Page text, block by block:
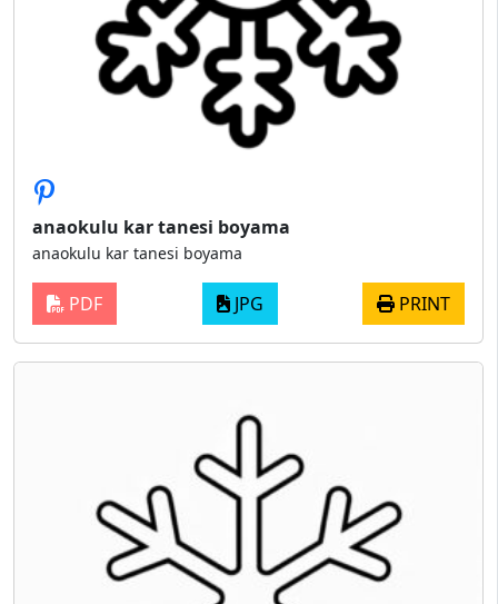
anaokulu kar tanesi boyama
anaokulu kar tanesi boyama
PDF JPG PRINT